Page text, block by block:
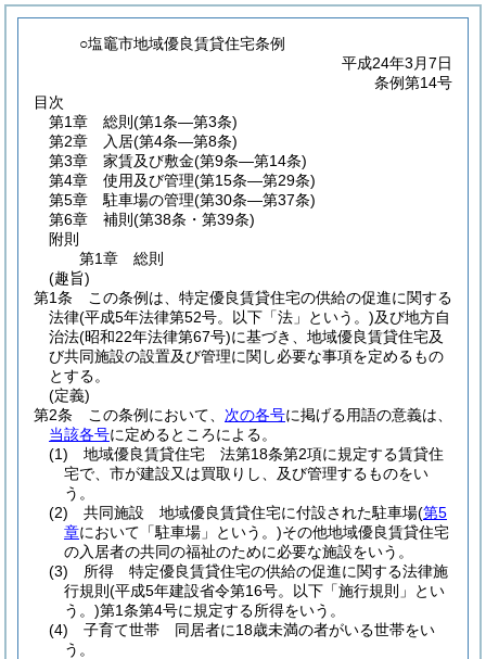
○塩竈市地域優良賃貸住宅条例
平成24年3月7日
条例第14号
目次
第1章
総則 (第1条―第3条)
第2章
入居(第4条―第8条)
第3章
家賃及び敷金(第9条―第14条)
第4章
使用及び管理(第15条―第29条)
第5章
駐車場の管理(第30条―第37条)
第6章
補則 (第38条・第39条)
附則
第1章
総則
(趣旨)
第1条
この条例は、特定優良賃貸住宅の供給の促進に関する
法律(平成5年法律第52号。以下「法」という。)及び地方自
治法(昭和22年法律第67号)に基づき、地域優良賃貸住宅及
び共同施設の設置及び管理に関し必要な事項を定めるもの
とする。
(定義)
第2条
この条例において、 次の各号に掲げる用語の意義は、
当該各号に定めるところによる。
(1)
地域優良賃貸住宅 法第18条第2項に規定する賃貸住
宅で、市が建設又は買取りし、及び管理するものをい
う。
(2)
共同施設 地域優良賃貸住宅に付設された駐車場(第5
章において「駐車場」という。)その他地域優良賃貸住宅
の入居者の共同の福祉のために必要な施設をいう。
(3)
所得 特定優良賃貸住宅の供給の促進に関する法律施
行規則 (平成5年建設省令第16号。以下「施行規則」とい
う。)第1条第4号に規定する所得をいう。
(4)
子育て世帯 同居者に18歳未満の者がいる世帯をい
う。